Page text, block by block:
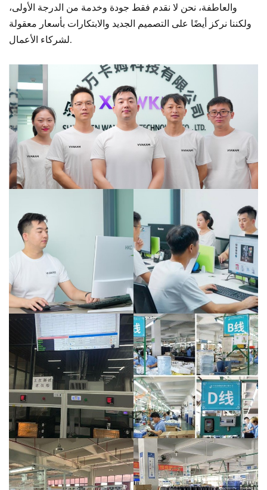
والعاطفة، نحن لا نقدم فقط جودة وخدمة من الدرجة الأولى،
ولكننا نركز أيضًا على التصميم الجديد والابتكارات بأسعار معقولة
لشركاء الأعمال.